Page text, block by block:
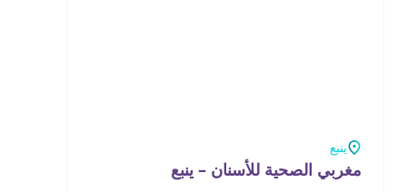
ينبع
مغربي الصحية للأسنان – ينبع